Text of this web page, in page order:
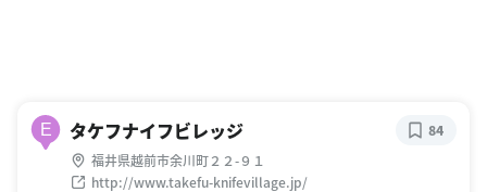
E タケフナイフビレッジ
福井県越前市余川町２２-９１
http://www.takefu-knifevillage.jp/
84